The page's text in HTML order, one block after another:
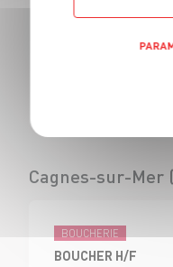
BOUCHERIE
VENDEUR
Cagnes-sur-Mer
BOUCHERIE
BOUCHER H/F